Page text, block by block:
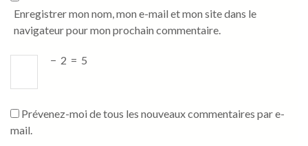
Enregistrer mon nom, mon e-mail et mon site dans le
navigateur pour mon prochain commentaire.
− 2 = 5
Prévenez-moi de tous les nouveaux commentaires par e-
mail.